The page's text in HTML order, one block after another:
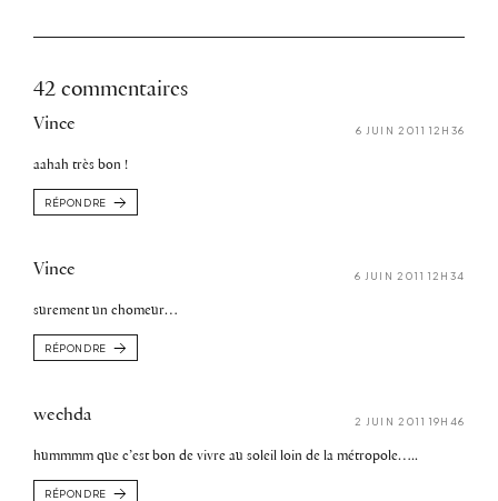
42 commentaires
Vince 6 JUIN 2011 12H36
aahah très bon !
RÉPONDRE
Vince 6 JUIN 2011 12H34
surement un chomeur…
RÉPONDRE
wechda 2 JUIN 2011 19H46
hummmm que c’est bon de vivre au soleil loin de la métropole…..
RÉPONDRE